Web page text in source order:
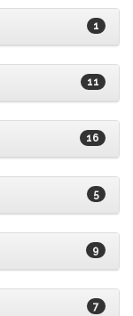
1
11
16
5
9
7